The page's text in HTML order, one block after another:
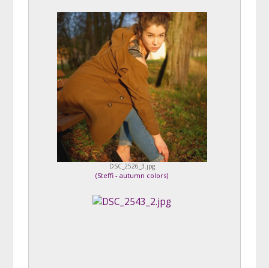
DSC_2526_3.jpg
(Steffi - autumn colors)